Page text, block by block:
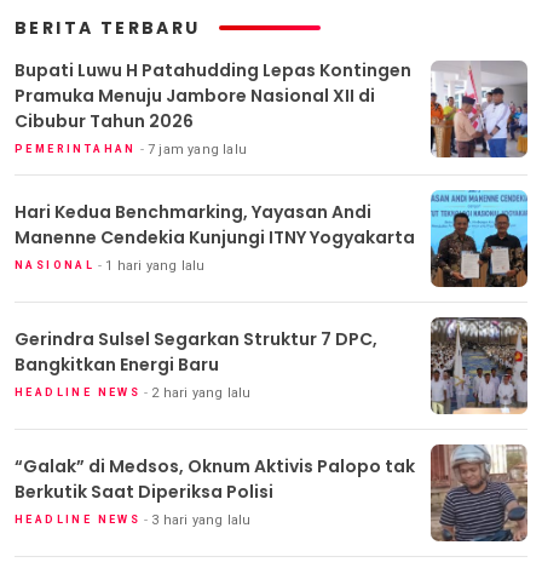
BERITA TERBARU
Bupati Luwu H Patahudding Lepas Kontingen
Pramuka Menuju Jambore Nasional XII di
Cibubur Tahun 2026
PEMERINTAHAN 7 jam yang lalu
Hari Kedua Benchmarking, Yayasan Andi
Manenne Cendekia Kunjungi ITNY Yogyakarta
NASIONAL 1 hari yang lalu
Gerindra Sulsel Segarkan Struktur 7 DPC,
Bangkitkan Energi Baru
HEADLINE NEWS 2 hari yang lalu
“Galak” di Medsos, Oknum Aktivis Palopo tak
Berkutik Saat Diperiksa Polisi
HEADLINE NEWS 3 hari yang lalu